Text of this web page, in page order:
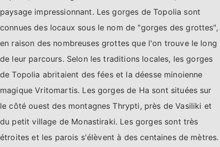
paysage impressionnant. Les gorges de Topolia sont
connues des locaux sous le nom de "gorges des grottes",
en raison des nombreuses grottes que l'on trouve le long
de leur parcours. Selon les traditions locales, les gorges
de Topolia abritaient des fées et la déesse minoienne
magique Vritomartis. Les gorges de Ha sont situées sur
le côté ouest des montagnes Thrypti, près de Vasiliki et
du petit village de Monastiraki. Les gorges sont très
étroites et les parois s'élèvent à des centaines de mètres.